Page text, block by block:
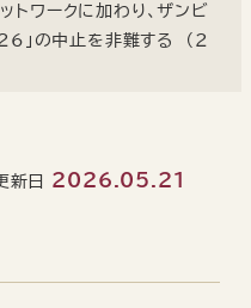
トワークに加わり、ザンビ
の中止を非難する （2
新日 2026.05.21